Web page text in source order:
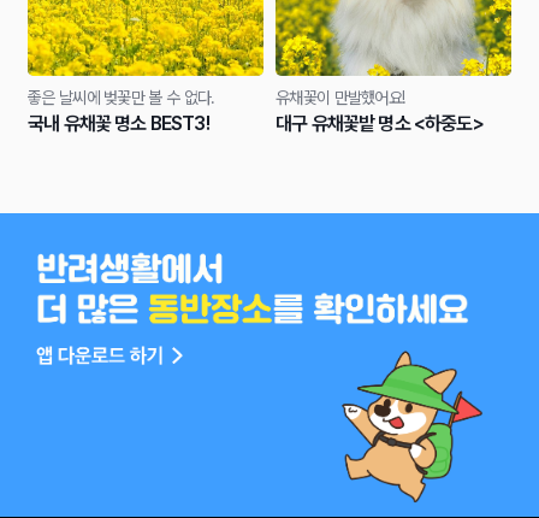
좋은 날씨에 벚꽃만 볼 수 없다.
국내 유채꽃 명소 BEST3!
유채꽃이 만발했어요!
대구 유채꽃밭 명소 <하중도>